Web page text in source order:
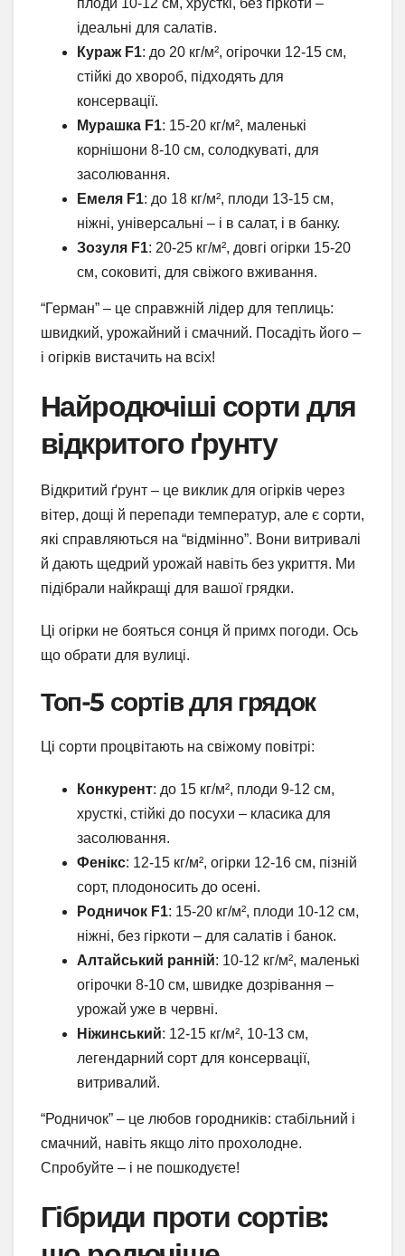
плоди 10-12 см, хрусткі, без гіркоти –
ідеальні для салатів.
Кураж F1: до 20 кг/м², огірочки 12-15 см,
стійкі до хвороб, підходять для
консервації.
Мурашка F1: 15-20 кг/м², маленькі
корнішони 8-10 см, солодкуваті, для
засолювання.
Емеля F1: до 18 кг/м², плоди 13-15 см,
ніжні, універсальні – і в салат, і в банку.
Зозуля F1: 20-25 кг/м², довгі огірки 15-20
см, соковиті, для свіжого вживання.
“Герман” – це справжній лідер для теплиць:
швидкий, урожайний і смачний. Посадіть його –
і огірків вистачить на всіх!
Найродючіші сорти для
відкритого ґрунту
Відкритий ґрунт – це виклик для огірків через
вітер, дощі й перепади температур, але є сорти,
які справляються на “відмінно”. Вони витривалі
й дають щедрий урожай навіть без укриття. Ми
підібрали найкращі для вашої грядки.
Ці огірки не бояться сонця й примх погоди. Ось
що обрати для вулиці.
Топ-5 сортів для грядок
Ці сорти процвітають на свіжому повітрі:
Конкурент: до 15 кг/м², плоди 9-12 см,
хрусткі, стійкі до посухи – класика для
засолювання.
Фенікс: 12-15 кг/м², огірки 12-16 см, пізній
сорт, плодоносить до осені.
Родничок F1: 15-20 кг/м², плоди 10-12 см,
ніжні, без гіркоти – для салатів і банок.
Алтайський ранній: 10-12 кг/м², маленькі
огірочки 8-10 см, швидке дозрівання –
урожай уже в червні.
Ніжинський: 12-15 кг/м², 10-13 см,
легендарний сорт для консервації,
витривалий.
“Родничок” – це любов городників: стабільний і
смачний, навіть якщо літо прохолодне.
Спробуйте – і не пошкодуєте!
Гібриди проти сортів: